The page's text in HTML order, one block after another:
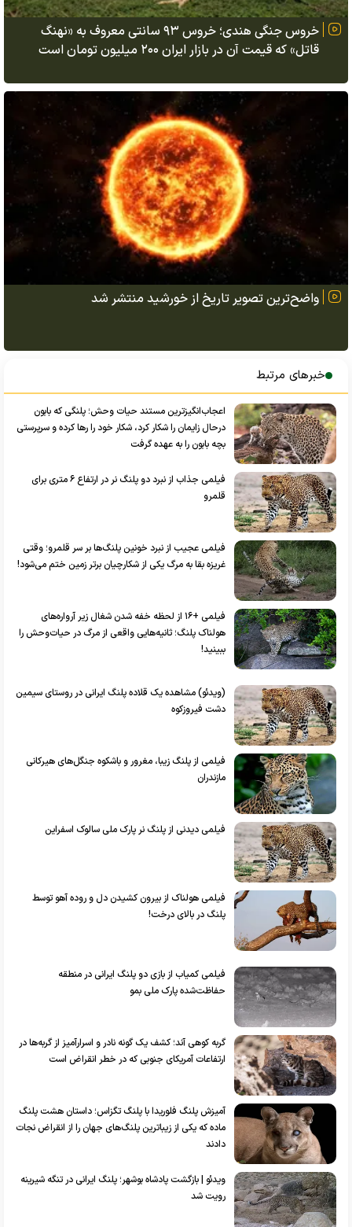
خروس جنگی هندی؛ خروس ۹۳ سانتی معروف به «نهنگ
قاتل» که قیمت آن در بازار ایران ۲۰۰ میلیون تومان است
واضح‌ترین تصویر تاریخ از خورشید منتشر شد
خبرهای مرتبط
اعجاب‌انگیز‌ترین مستند حیات وحش؛ پلنگی که بابون
درحال زایمان را شکار کرد، شکار خود را رها کرده و سرپرستی
بچه بابون را به عهده گرفت
فیلمی جذاب از نبرد دو پلنگ نر در ارتفاع ۶ متری برای
قلمرو
فیلمی عجیب از نبرد خونین پلنگ‌ها بر سر قلمرو؛ وقتی
غریزه بقا به مرگ یکی از شکارچیان برتر زمین ختم می‌شود!
فیلمی +۱۶ از لحظه خفه شدن شغال زیر آرواره‌های
هولناک پلنگ؛ ثانیه‌هایی واقعی از مرگ در حیات‌وحش را
ببینید!
(ویدئو) مشاهده یک قلاده پلنگ ایرانی در روستای سیمین
دشت فیروزکوه
فیلمی از پلنگ زیبا، مغرور و باشکوه جنگل‌های هیرکانی
مازندران
فیلمی دیدنی از پلنگ نر پارک ملی سالوک اسفراین
فیلمی هولناک از بیرون کشیدن دل و روده آهو توسط
پلنگ در بالای درخت!
فیلمی کمیاب از بازی دو پلنگ ایرانی در منطقه
حفاظت‌شده پارک ملی بمو
گربه کوهی آند؛ کشف یک گونه نادر و اسرارآمیز از گربه‌ها در
ارتفاعات آمریکای جنوبی که در خطر انقراض است
آمیزش پلنگ فلوریدا با پلنگ تگزاس؛ داستان هشت پلنگ
ماده که یکی از زیباترین پلنگ‌های جهان را از انقراض نجات
دادند
ویدئو | بازگشت پادشاه بوشهر؛ پلنگ ایرانی در تنگه شیرینه
رویت شد